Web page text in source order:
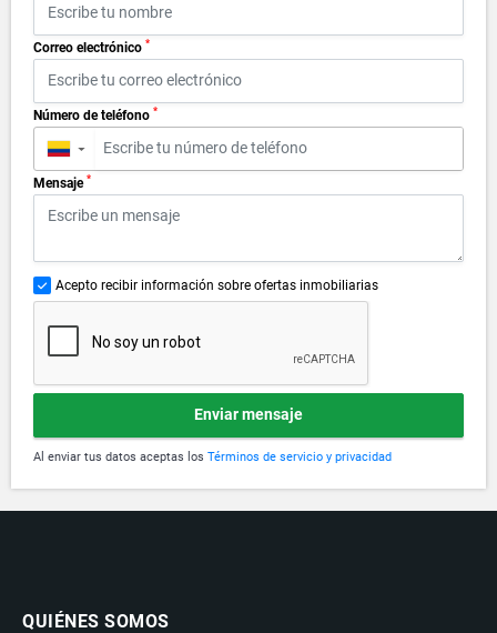
Correo electrónico *
Número de teléfono *
▼
Mensaje *
Acepto recibir información sobre ofertas inmobiliarias
Enviar mensaje
Al enviar tus datos aceptas los Términos de servicio y privacidad
QUIÉNES SOMOS